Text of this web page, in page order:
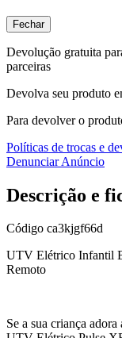
Fechar
Devolução gratuita
parceiras
Devolva seu produto
Para devolver o
Políticas de trocas e
Denunciar Anúncio
Descrição e
Código ca3kjgf66d
UTV Elétrico Infantil
Remoto
Se a sua criança